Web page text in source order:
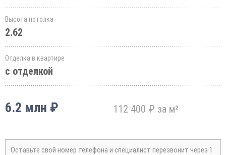
Высота потолка
2.62
Отделка в квартире
с отделкой
6.2 млн ₽ 112 400 ₽ за м²
Оставьте свой номер телефона и специалист перезвонит через 1